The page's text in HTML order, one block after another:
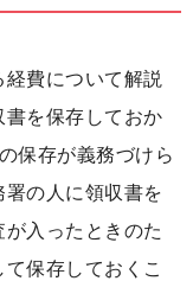
費について解説
書を保存しておか
保存が義務づけら
の人に領収書を
入ったときのた
保存しておくこ